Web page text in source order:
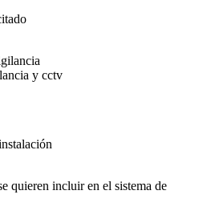
y cctv
quieren incluir en el sistema de